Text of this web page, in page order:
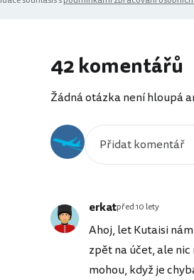
42 komentářů
Žádná otázka není hloupá
erkatpřed 10 lety
Ahoj, let Kutaisi
zpět na účet, ale
mohou, když je